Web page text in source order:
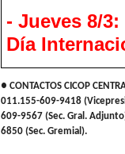
- Jueves 8/
Día
● CONTACTOS CICOP
011.155-609-9418
609-9567 (Sec. Gral.
6850 (Sec. Gremial).